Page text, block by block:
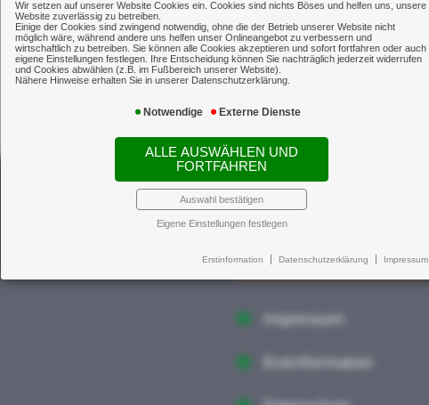
Wir setzen auf unserer Website Cookies ein. Cookies sind nichts Böses und helfen uns, unsere
Website zuverlässig zu betreiben.
Einige der Cookies sind zwingend notwendig, ohne die der Betrieb unserer Website nicht
möglich wäre, während andere uns helfen unser Onlineangebot zu verbessern und
wirtschaftlich zu betreiben. Sie können alle Cookies akzeptieren und sofort fortfahren oder auch
eigene Einstellungen festlegen. Ihre Entscheidung können Sie nachträglich jederzeit widerrufen
und Cookies abwählen (z.B. im Fußbereich unserer Website).
Nähere Hinweise erhalten Sie in unserer Datenschutzerklärung.
Notwendige Externe Dienste
ALLE AUSWÄHLEN UND
FORTFAHREN
Auswahl bestätigen
Eigene Einstellungen festlegen
Erstinformation Datenschutzerklärung Impressum
Impressum
Erstinformation